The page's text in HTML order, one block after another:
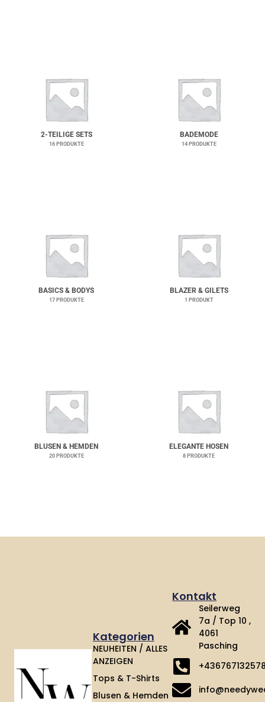
2-TEILIGE SETS
16 PRODUKTE
BADEMODE
14 PRODUKTE
BASICS & BODYS
17 PRODUKTE
BLAZER & GILETS
1 PRODUKT
BLUSEN & HEMDEN
20 PRODUKTE
ELEGANTE HOSEN
8 PRODUKTE
Kontakt
Seilerweg
7a / Top 10 ,
4061
Pasching
Kategorien
NEUHEITEN / ALLES
ANZEIGEN
Tops & T-Shirts
Blusen & Hemden